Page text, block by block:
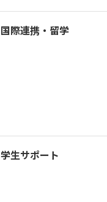
国際連携・留学
学生サポート